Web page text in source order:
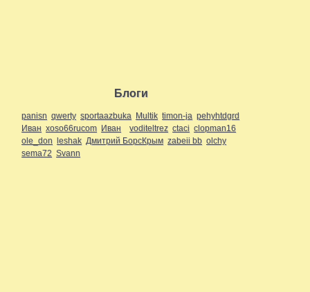
Блоги
panisn qwerty sportaazbuka Multik timon-ja pehyhtdgrd
Иван xoso66rucom Иван voditeltrez ctaci clopman16
ole_don leshak Дмитрий БорсКрым zabeii bb olchy
sema72 Svann